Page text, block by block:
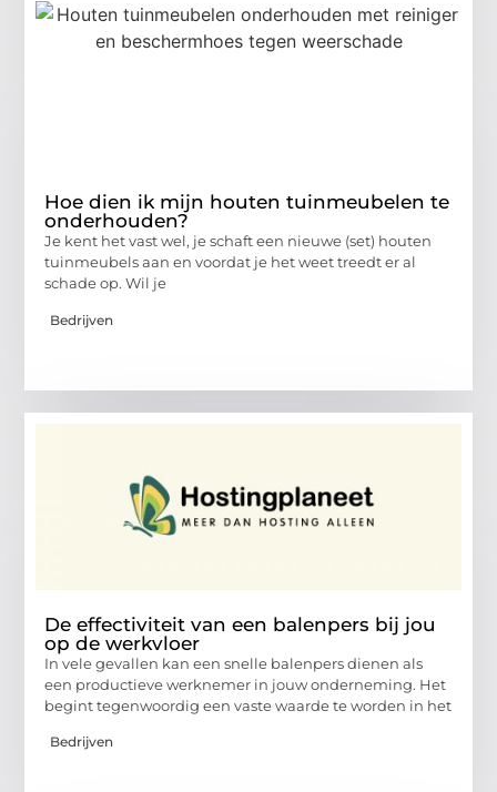
Hoe dien ik mijn houten tuinmeubelen te
onderhouden?
Je kent het vast wel, je schaft een nieuwe (set) houten
tuinmeubels aan en voordat je het weet treedt er al
schade op. Wil je
Bedrijven
De effectiviteit van een balenpers bij jou
op de werkvloer
In vele gevallen kan een snelle balenpers dienen als
een productieve werknemer in jouw onderneming. Het
begint tegenwoordig een vaste waarde te worden in het
Bedrijven